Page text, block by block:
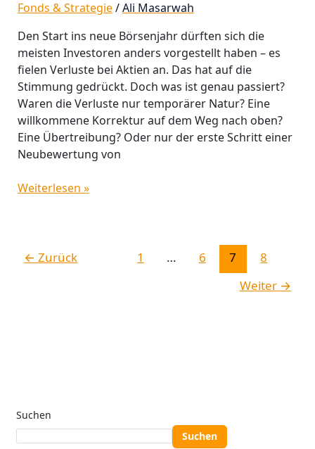
Fonds & Strategie/Ali Masarwah
Den Start ins neue Börsenjahr dürften sich die
meisten Investoren anders vorgestellt haben – es
fielen Verluste bei Aktien an. Das hat auf die
Stimmung gedrückt. Doch was ist genau passiert?
Waren die Verluste nur temporärer Natur? Eine
willkommene Korrektur auf dem Weg nach oben?
Eine Übertreibung? Oder nur der erste Schritt einer
Neubewertung von
Weiterlesen »
← Zurück 1 … 6 7
8
Weiter →
Suchen
Suchen